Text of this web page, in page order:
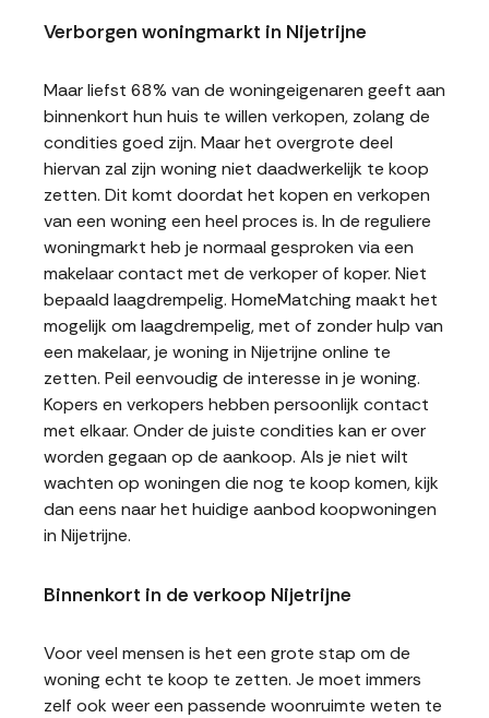
Verborgen woningmarkt in Nijetrijne
Maar liefst 68% van de woningeigenaren geeft aan
binnenkort hun huis te willen verkopen, zolang de
condities goed zijn. Maar het overgrote deel
hiervan zal zijn woning niet daadwerkelijk te koop
zetten. Dit komt doordat het kopen en verkopen
van een woning een heel proces is. In de reguliere
woningmarkt heb je normaal gesproken via een
makelaar contact met de verkoper of koper. Niet
bepaald laagdrempelig. HomeMatching maakt het
mogelijk om laagdrempelig, met of zonder hulp van
een makelaar, je woning in Nijetrijne online te
zetten. Peil eenvoudig de interesse in je woning.
Kopers en verkopers hebben persoonlijk contact
met elkaar. Onder de juiste condities kan er over
worden gegaan op de aankoop. Als je niet wilt
wachten op woningen die nog te koop komen, kijk
dan eens naar het huidige aanbod koopwoningen
in Nijetrijne.
Binnenkort in de verkoop Nijetrijne
Voor veel mensen is het een grote stap om de
woning echt te koop te zetten. Je moet immers
zelf ook weer een passende woonruimte weten te